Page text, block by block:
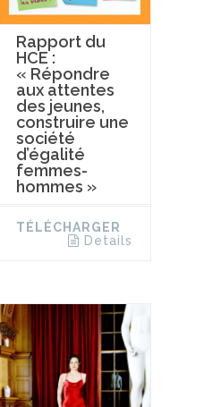
Rapport du
HCE :
« Répondre
aux attentes
des jeunes,
construire une
société
d’égalité
femmes-
hommes »
TÉLÉCHARGER
Details